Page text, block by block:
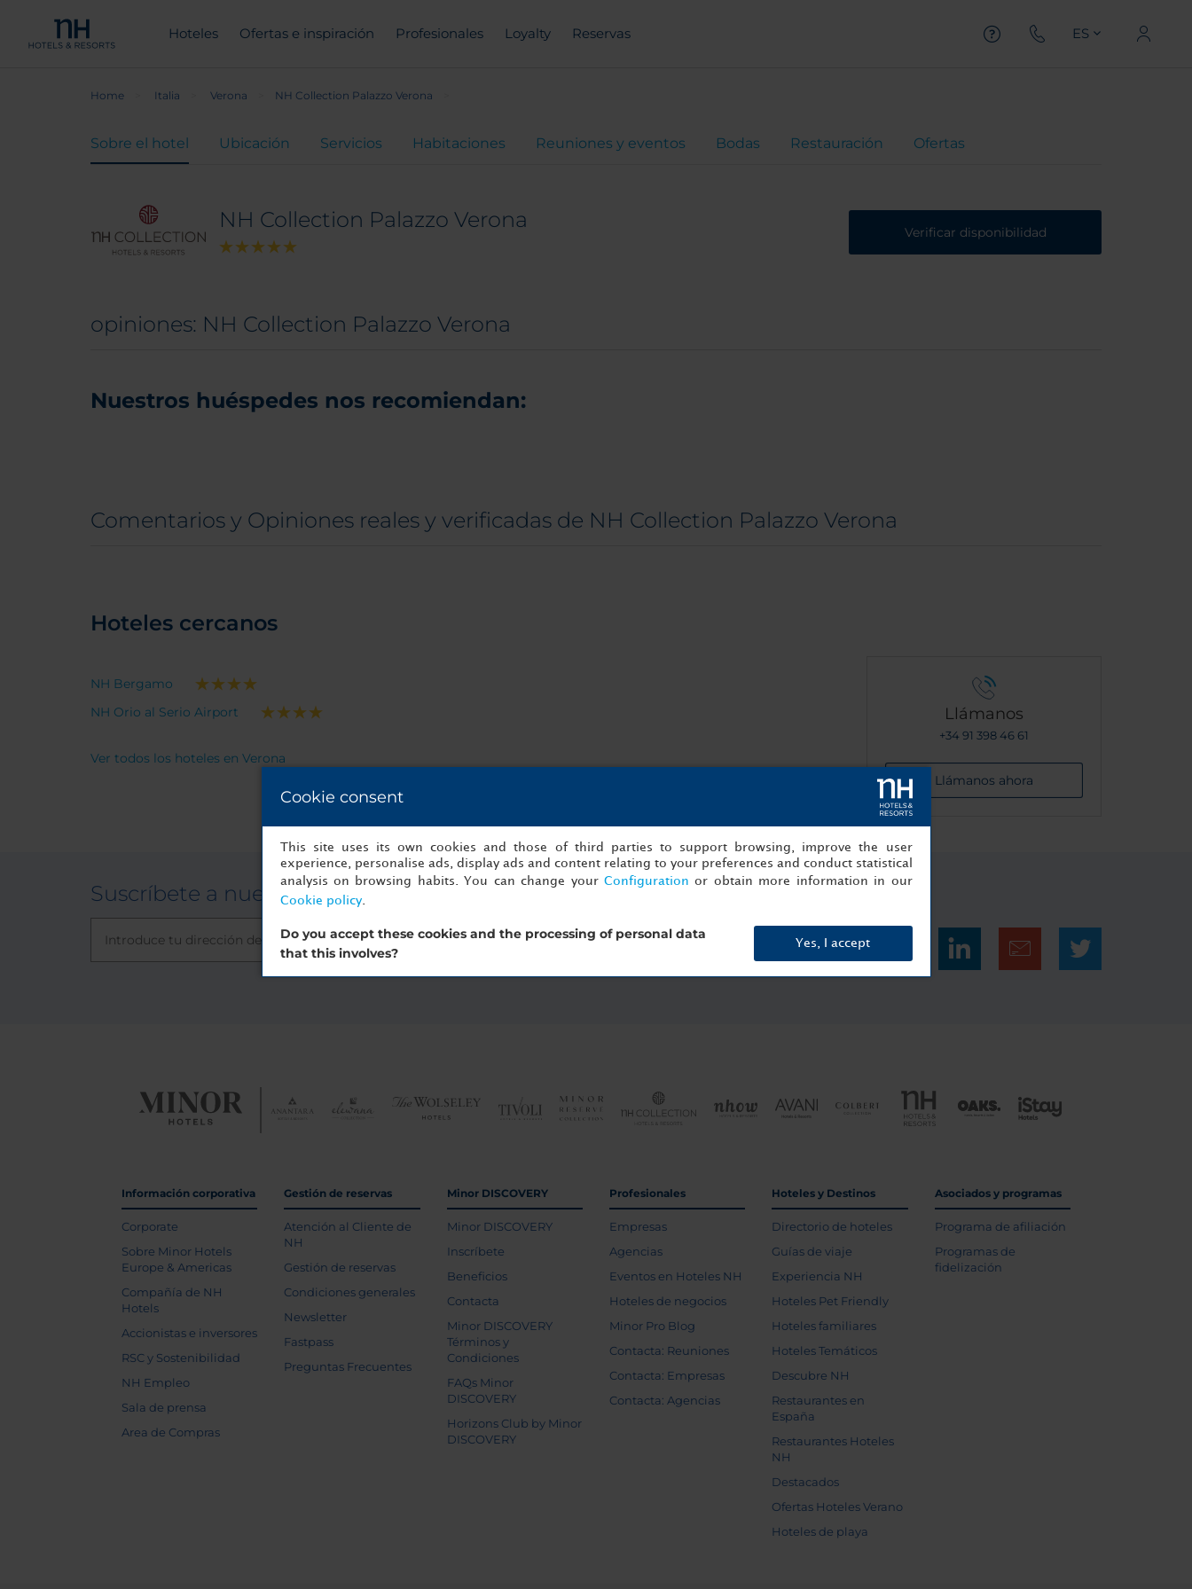
Hoteles Ofertas e inspiración Profesionales Loyalty Reservas ES
Home Italia Verona NH Collection Palazzo Verona
Sobre el hotel Ubicación Servicios Habitaciones Reuniones y eventos Bodas Restauración Ofertas
NH Collection Palazzo Verona Verificar disponibilidad
opiniones: NH Collection Palazzo Verona
Nuestros huéspedes nos recomiendan:
Comentarios y Opiniones reales y verificadas de NH Collection Palazzo Verona
Hoteles cercanos
NH Bergamo
NH Orio al Serio Airport
Ver todos los hoteles en Verona
Llámanos
+34 91 398 46 61
Llámanos ahora
Suscríbete a nuestra newsletter
subscríbete ahora
Comparte
Información corporativa
Corporate
Sobre Minor Hotels
Europe & Americas
Compañía de NH
Hotels
Accionistas e inversores
RSC y Sostenibilidad
NH Empleo
Sala de prensa
Area de Compras
Gestión de reservas
Atención al Cliente de
NH
Gestión de reservas
Condiciones generales
Newsletter
Fastpass
Preguntas Frecuentes
Minor DISCOVERY
Minor DISCOVERY
Inscríbete
Beneficios
Contacta
Minor DISCOVERY
Términos y
Condiciones
FAQs Minor
DISCOVERY
Horizons Club by Minor
DISCOVERY
Profesionales
Empresas
Agencias
Eventos en Hoteles NH
Hoteles de negocios
Minor Pro Blog
Contacta: Reuniones
Contacta: Empresas
Contacta: Agencias
Hoteles y Destinos
Directorio de hoteles
Guías de viaje
Experiencia NH
Hoteles Pet Friendly
Hoteles familiares
Hoteles Temáticos
Descubre NH
Restaurantes en
España
Restaurantes Hoteles
NH
Destacados
Ofertas Hoteles Verano
Hoteles de playa
Asociados y programas
Programa de afiliación
Programas de
fidelización
Cookie consent
This site uses its own cookies and those of third parties to support browsing, improve the user
experience, personalise ads, display ads and content relating to your preferences and conduct statistical
analysis on browsing habits. You can change your Configuration or obtain more information in our
Cookie policy.
Do you accept these cookies and the processing of personal data
that this involves?
Yes, I accept